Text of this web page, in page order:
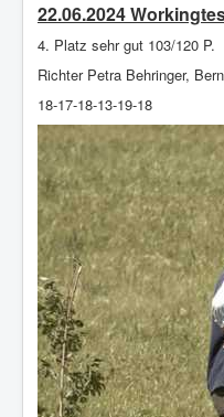
22.06.2024
4. Platz sehr gut 103/120 P.
Richter Petra Behringer,
18-17-18-13-19-18